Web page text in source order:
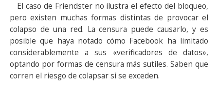
El caso de Friendster no ilustra el efecto del bloqueo,
pero existen muchas formas distintas de provocar el
colapso de una red. La censura puede causarlo, y es
posible que haya notado cómo Facebook ha limitado
considerablemente a sus «verificadores de datos»,
optando por formas de censura más sutiles. Saben que
corren el riesgo de colapsar si se exceden.